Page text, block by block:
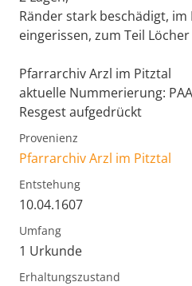
Ränder stark beschädigt, im
eingerissen, zum Teil Löcher
Pfarrarchiv Arzl im Pitztal
aktuelle Nummerierung:
Resgest aufgedrückt
Provenienz
Pfarrarchiv Arzl im Pitztal
Entstehung
10.04.1607
Umfang
1 Urkunde
Erhaltungszustand